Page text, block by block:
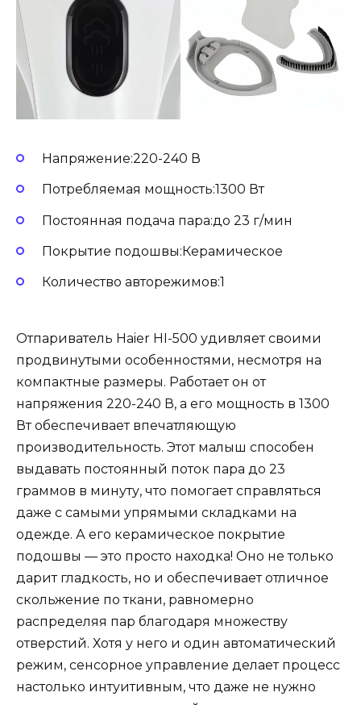
Напряжение:220-240 В
Потребляемая мощность:1300 Вт
Постоянная подача пара:до 23 г/мин
Покрытие подошвы:Керамическое
Количество авторежимов:1
Отпариватель Haier HI-500 удивляет своими
продвинутыми особенностями, несмотря на
компактные размеры. Работает он от
напряжения 220-240 В, а его мощность в 1300
Вт обеспечивает впечатляющую
производительность. Этот малыш способен
выдавать постоянный поток пара до 23
граммов в минуту, что помогает справляться
даже с самыми упрямыми складками на
одежде. А его керамическое покрытие
подошвы — это просто находка! Оно не только
дарит гладкость, но и обеспечивает отличное
скольжение по ткани, равномерно
распределяя пар благодаря множеству
отверстий. Хотя у него и один автоматический
режим, сенсорное управление делает процесс
настолько интуитивным, что даже не нужно